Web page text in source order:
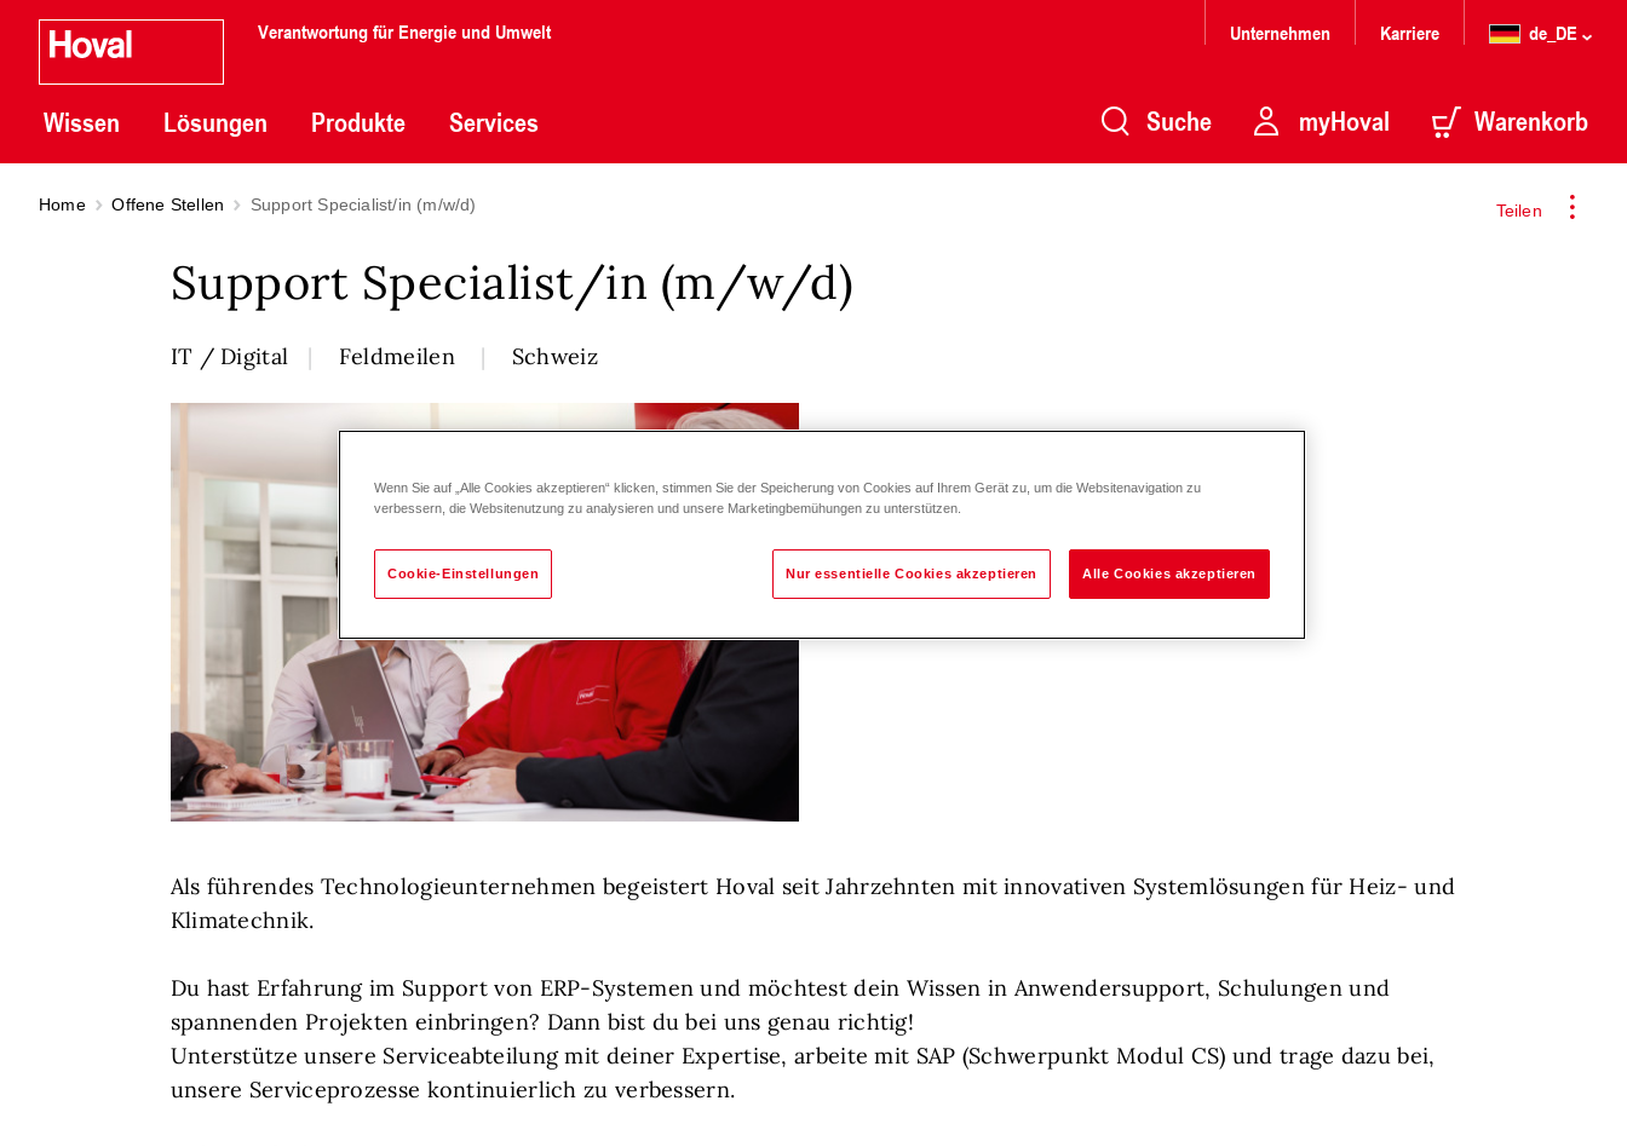
Verantwortung für Energie und Umwelt
Wissen Lösungen Produkte Services
Unternehmen Karriere de_DE
Suche myHoval Warenkorb
Teilen
Home Offene Stellen Support Specialist/in (m/w/d)
Support Specialist/in (m/w/d)
IT / Digital Feldmeilen Schweiz
Als führendes Technologieunternehmen begeistert Hoval seit Jahrzehnten mit innovativen Systemlösungen für Heiz- und
Klimatechnik.
Du hast Erfahrung im Support von ERP-Systemen und möchtest dein Wissen in Anwendersupport, Schulungen und
spannenden Projekten einbringen? Dann bist du bei uns genau richtig!
Unterstütze unsere Serviceabteilung mit deiner Expertise, arbeite mit SAP (Schwerpunkt Modul CS) und trage dazu bei,
unsere Serviceprozesse kontinuierlich zu verbessern.
Wenn Sie auf „Alle Cookies akzeptieren“ klicken, stimmen Sie der Speicherung von Cookies auf Ihrem Gerät zu, um die Websitenavigation zu
verbessern, die Websitenutzung zu analysieren und unsere Marketingbemühungen zu unterstützen.
Cookie-Einstellungen Nur essentielle Cookies akzeptieren Alle Cookies akzeptieren